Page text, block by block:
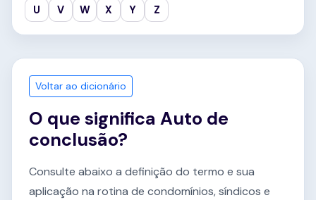
Voltar ao dicionário
O que significa Auto de
conclusão?
Consulte abaixo a definição do termo e sua
aplicação na rotina de condomínios, síndicos e
U
V W X Y Z